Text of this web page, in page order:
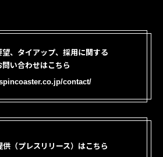
望、タイアップ、採用に関する
問い合わせはこちら
contact/
供（プレスリリース）はこちら